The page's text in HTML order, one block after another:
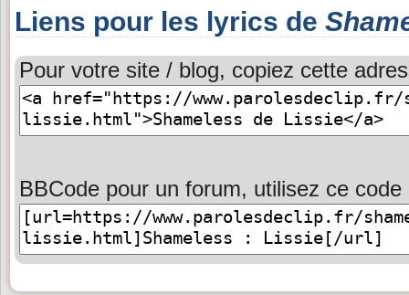
Liens pour les lyrics de
Pour votre site / blog, copiez cette
BBCode pour un forum, utilisez ce code